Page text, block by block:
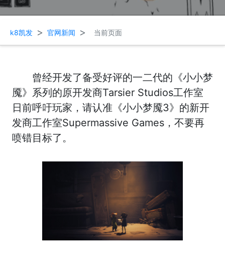
k8凯发 > 官网新闻 > 当前页面
曾经开发了备受好评的一二代的《小小梦
魇》系列的原开发商Tarsier Studios工作室
日前呼吁玩家，请认准《小小梦魇3》的新开
发商工作室Supermassive Games，不要再
喷错目标了。